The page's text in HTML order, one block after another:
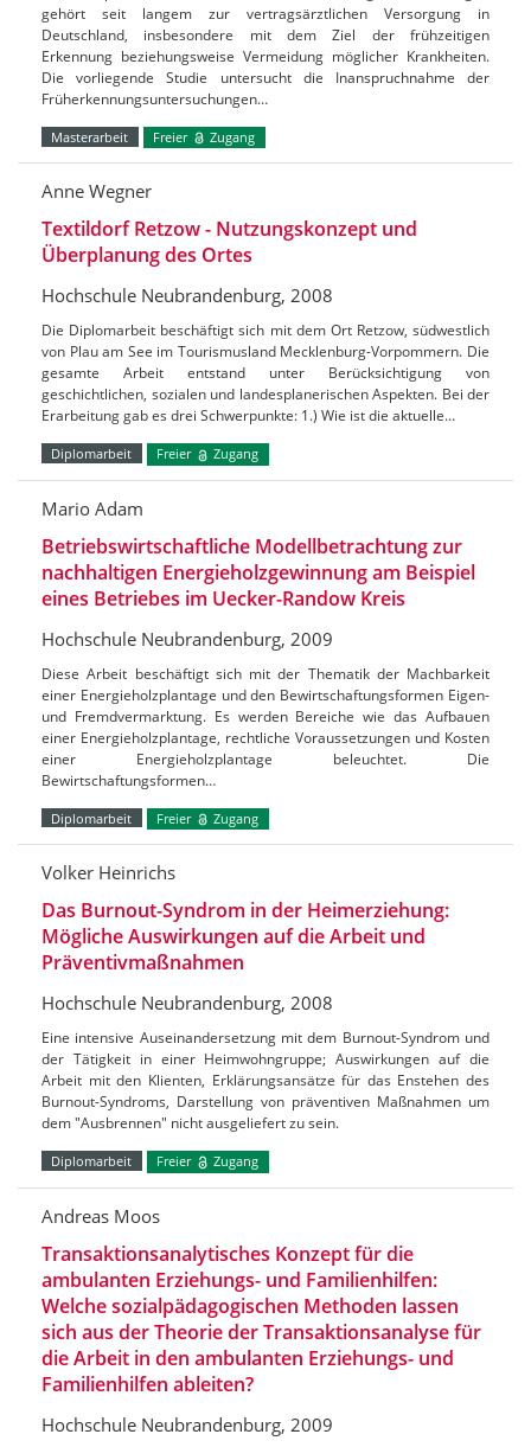
gehört seit langem zur vertragsärztlichen Versorgung in
Deutschland, insbesondere mit dem Ziel der frühzeitigen
Erkennung beziehungsweise Vermeidung möglicher Krankheiten.
Die vorliegende Studie untersucht die Inanspruchnahme der
Früherkennungsuntersuchungen…
Masterarbeit Freier Zugang
Anne Wegner
Textildorf Retzow - Nutzungskonzept und
Überplanung des Ortes
Hochschule Neubrandenburg, 2008
Die Diplomarbeit beschäftigt sich mit dem Ort Retzow, südwestlich
von Plau am See im Tourismusland Mecklenburg-Vorpommern. Die
gesamte Arbeit entstand unter Berücksichtigung von
geschichtlichen, sozialen und landesplanerischen Aspekten. Bei der
Erarbeitung gab es drei Schwerpunkte: 1.) Wie ist die aktuelle…
Diplomarbeit Freier Zugang
Mario Adam
Betriebswirtschaftliche Modellbetrachtung zur
nachhaltigen Energieholzgewinnung am Beispiel
eines Betriebes im Uecker-Randow Kreis
Hochschule Neubrandenburg, 2009
Diese Arbeit beschäftigt sich mit der Thematik der Machbarkeit
einer Energieholzplantage und den Bewirtschaftungsformen Eigen-
und Fremdvermarktung. Es werden Bereiche wie das Aufbauen
einer Energieholzplantage, rechtliche Voraussetzungen und Kosten
einer Energieholzplantage beleuchtet. Die
Bewirtschaftungsformen…
Diplomarbeit Freier Zugang
Volker Heinrichs
Das Burnout-Syndrom in der Heimerziehung:
Mögliche Auswirkungen auf die Arbeit und
Präventivmaßnahmen
Hochschule Neubrandenburg, 2008
Eine intensive Auseinandersetzung mit dem Burnout-Syndrom und
der Tätigkeit in einer Heimwohngruppe; Auswirkungen auf die
Arbeit mit den Klienten, Erklärungsansätze für das Enstehen des
Burnout-Syndroms, Darstellung von präventiven Maßnahmen um
dem "Ausbrennen" nicht ausgeliefert zu sein.
Diplomarbeit Freier Zugang
Andreas Moos
Transaktionsanalytisches Konzept für die
ambulanten Erziehungs- und Familienhilfen:
Welche sozialpädagogischen Methoden lassen
sich aus der Theorie der Transaktionsanalyse für
die Arbeit in den ambulanten Erziehungs- und
Familienhilfen ableiten?
Hochschule Neubrandenburg, 2009